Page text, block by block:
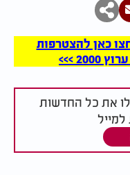
כאן להצטרפות
>>>
את כל החדשות